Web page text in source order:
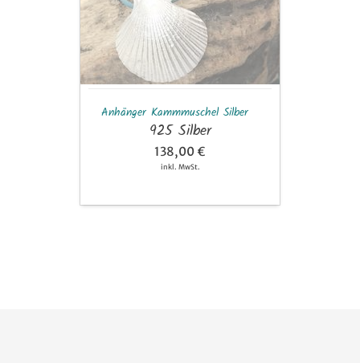
Anhänger Kammmuschel Silber
925 Silber
138,00 €
inkl. MwSt.